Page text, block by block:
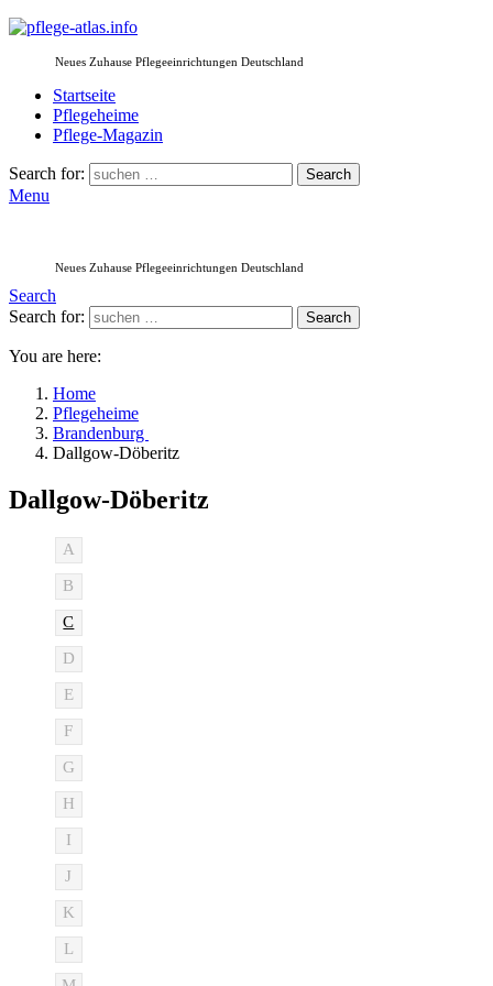
Neues Zuhause Pflegeeinrichtungen Deutschland
Startseite
Pflegeheime
Pflege-Magazin
Search for: Search
Menu
Neues Zuhause Pflegeeinrichtungen Deutschland
Search
Search for:
Search
You are here:
Home
Pflegeheime
Brandenburg
Dallgow-Döberitz
Dallgow-Döberitz
A
B
C
D
E
F
G
H
I
J
K
L